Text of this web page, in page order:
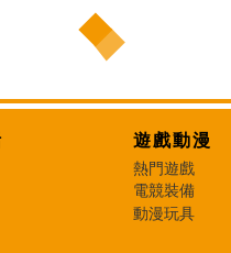
遊戲動漫
熱門遊戲
電競裝備
動漫玩具